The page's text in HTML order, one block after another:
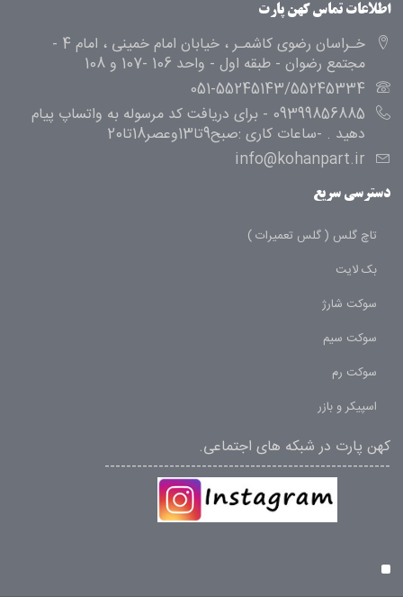
اطلاعات تماس کهن پارت
خـراسان رضوی کاشمـر ، خیابان امام خمینی ، امام 4 -
مجتمع رضوان - طبقه اول - واحد 106 -107 و 108
051-55245143/55245334
09399856885 - برای دریافت کد مرسوله به واتساپ پیام
دهید . -ساعات کاری :صبح9تا13وعصر18تا20
info@kohanpart.ir
دسترسی سریع
تاچ گلس ( گلس تعمیرات )
بک لایت
سوکت شارژ
سوکت سیم
سوکت رم
اسپیکر و بازر
کهن پارت در شبکه های اجتماعی.
-----------------------------------------------------